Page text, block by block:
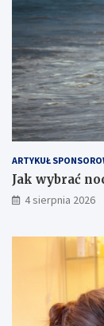
ARTYKUŁ
Jak wybrać
4 sierpnia 2026